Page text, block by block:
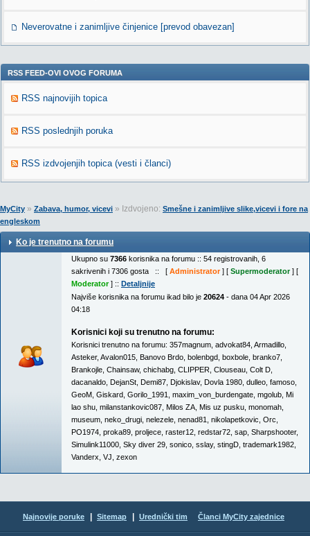
Neverovatne i zanimljive činjenice [prevod obavezan]
RSS FEED-OVI OVOG FORUMA
RSS najnovijih topica
RSS poslednjih poruka
RSS izdvojenjih topica (vesti i članci)
MyCity » Zabava, humor, vicevi » Izdvojeno: Smešne i zanimljive slike,vicevi i fore na
engleskom
Ko je trenutno na forumu
Ukupno su 7366 korisnika na forumu :: 54 registrovanih, 6
sakrivenih i 7306 gosta :: [ Administrator] [ Supermoderator] [
Moderator] :: Detaljnije
Najviše korisnika na forumu ikad bilo je 20624 - dana 04 Apr 2026
04:18
Korisnici koji su trenutno na forumu:
Korisnici trenutno na forumu: 357magnum advokat84 Armadillo
Asteker, Avalon015 Banovo Brdo bolenbgd boxbole branko7
Brankojle Chainsaw, chichabg CLIPPER Clouseau Colt D
dacanaldo DejanSt Demi87 Djokislav, Dovla 1980 dulleo famoso
GeoM Giskard Gorilo_1991 maxim_von_burdengate mgolub Mi
lao shu milanstankovic087 Milos ZA Mis uz pusku monomah
museum neko_drugi nelezele nenad81 nikolapetkovic Orc
PO1974 proka89 proljece raster12 redstar72 sap Sharpshooter,
Simulink11000 Sky diver 29 sonico sslay, stingD trademark1982
Vanderx VJ zexon
Najnovije poruke Sitemap Urednički tim Članci MyCity zajednice